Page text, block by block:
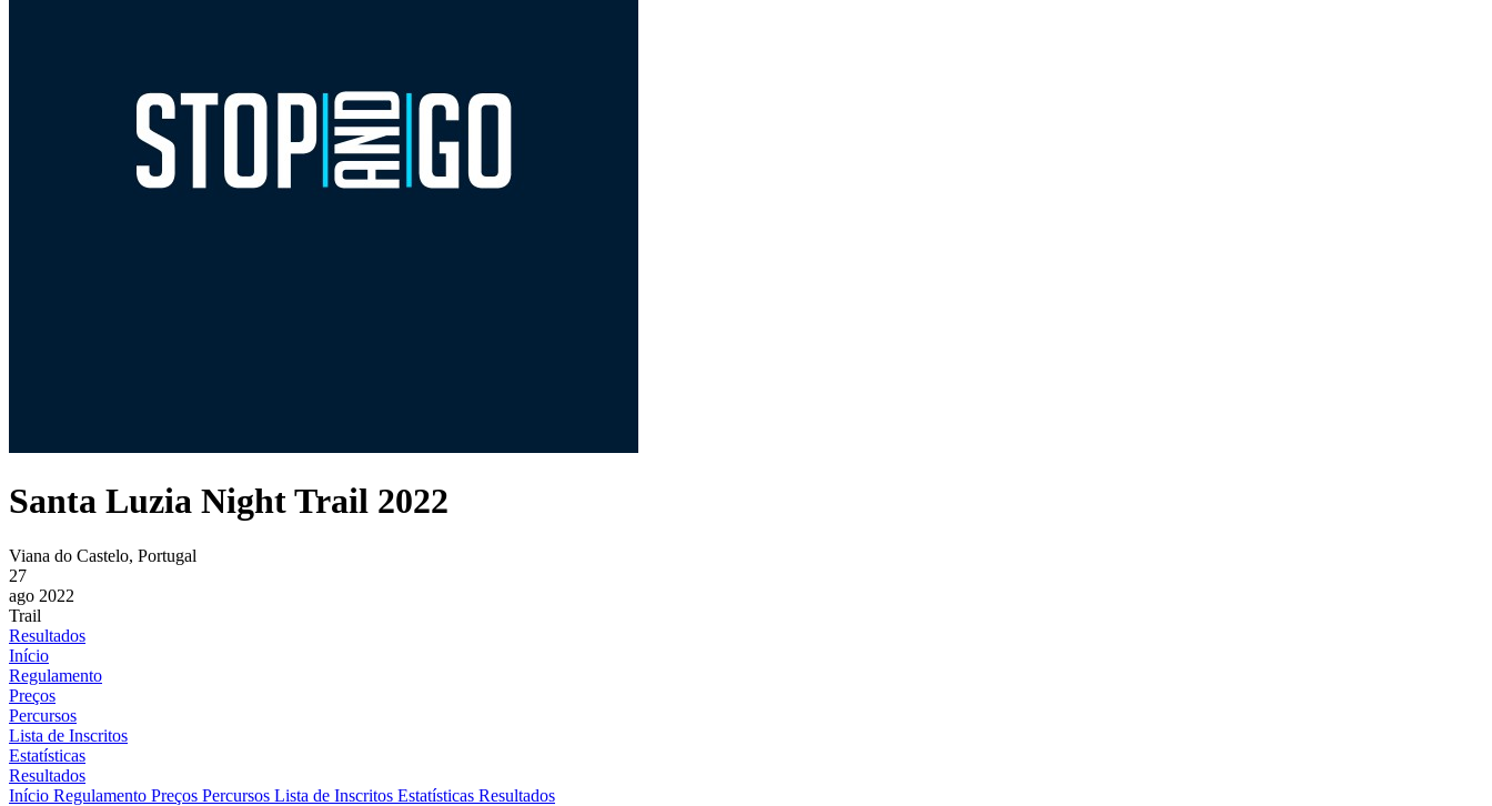
Santa Luzia Night Trail 2022
Viana do Castelo, Portugal
27
ago 2022
Trail
Resultados
Início
Regulamento
Preços
Percursos
Lista de Inscritos
Estatísticas
Resultados
Início Regulamento Preços Percursos Lista de Inscritos Estatísticas Resultados